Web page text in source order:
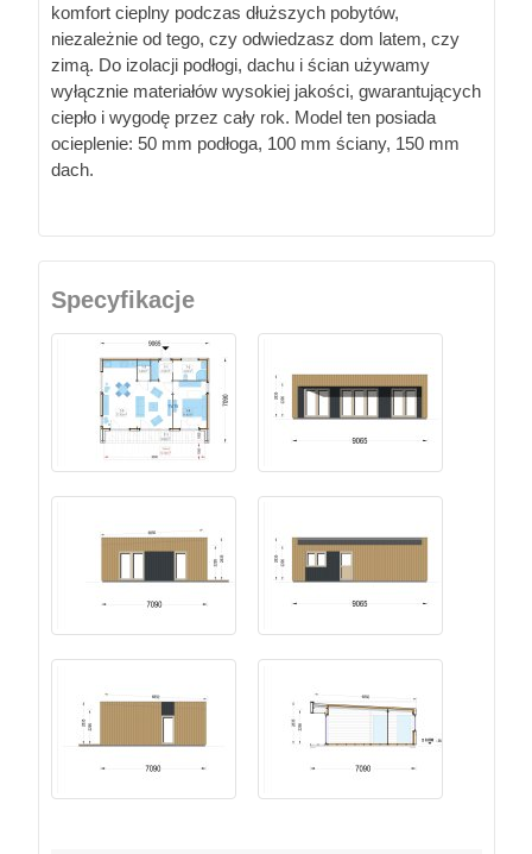
komfort cieplny podczas dłuższych pobytów,
niezależnie od tego, czy odwiedzasz dom latem, czy
zimą. Do izolacji podłogi, dachu i ścian używamy
wyłącznie materiałów wysokiej jakości, gwarantujących
ciepło i wygodę przez cały rok. Model ten posiada
ocieplenie: 50 mm podłoga, 100 mm ściany, 150 mm
dach.
Specyfikacje